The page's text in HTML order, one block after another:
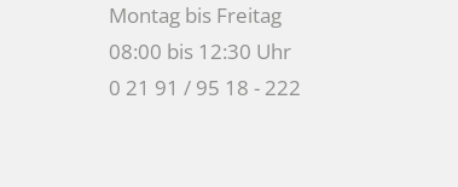
Montag bis Freitag
08:00 bis 12:30 Uhr
0 21 91 / 95 18 - 222